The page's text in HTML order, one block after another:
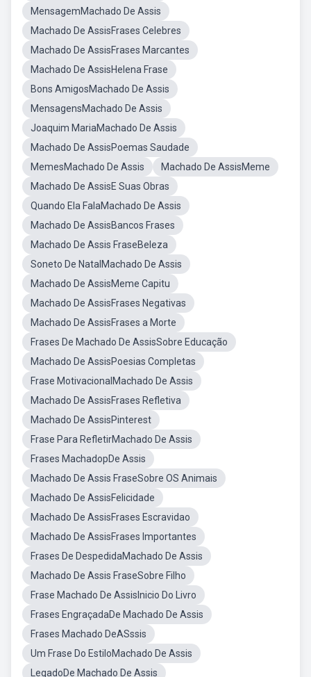
MensagemMachado De Assis
Machado De AssisFrases Celebres
Machado De AssisFrases Marcantes
Machado De AssisHelena Frase
Bons AmigosMachado De Assis
MensagensMachado De Assis
Joaquim MariaMachado De Assis
Machado De AssisPoemas Saudade
MemesMachado De Assis
Machado De AssisMeme
Machado De AssisE Suas Obras
Quando Ela FalaMachado De Assis
Machado De AssisBancos Frases
Machado De Assis FraseBeleza
Soneto De NatalMachado De Assis
Machado De AssisMeme Capitu
Machado De AssisFrases Negativas
Machado De AssisFrases a Morte
Frases De Machado De AssisSobre Educação
Machado De AssisPoesias Completas
Frase MotivacionalMachado De Assis
Machado De AssisFrases Refletiva
Machado De AssisPinterest
Frase Para RefletirMachado De Assis
Frases MachadopDe Assis
Machado De Assis FraseSobre OS Animais
Machado De AssisFelicidade
Machado De AssisFrases Escravidao
Machado De AssisFrases Importantes
Frases De DespedidaMachado De Assis
Machado De Assis FraseSobre Filho
Frase Machado De AssisInicio Do Livro
Frases EngraçadaDe Machado De Assis
Frases Machado DeASssis
Um Frase Do EstiloMachado De Assis
LegadoDe Machado De Assis